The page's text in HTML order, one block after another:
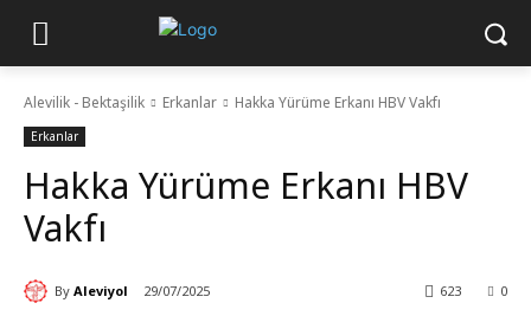
Alevilik - Bektaşilik Erkanlar Hakka Yürüme Erkanı HBV Vakfı
Erkanlar
Hakka Yürüme Erkanı HBV
Vakfı
By Aleviyol 29/07/2025 0
623